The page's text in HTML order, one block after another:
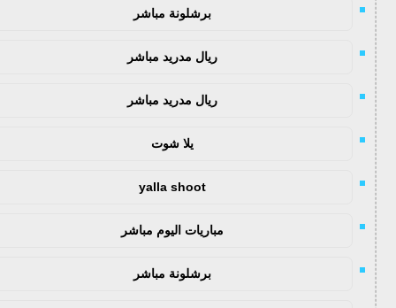
برشلونة مباشر
ريال مدريد مباشر
ريال مدريد مباشر
يلا شوت
yalla shoot
مباريات اليوم مباشر
برشلونة مباشر